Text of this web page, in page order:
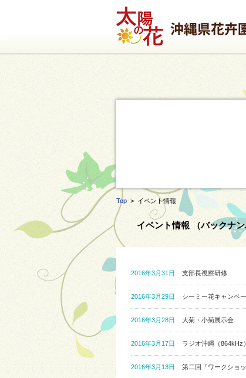
Top > イベント情報
イベント情報 （バックナン
2016年3月31日 支部長視察研修
2016年3月29日 シーミー花キャンペ
2016年3月28日 大菊・小菊展示会
2016年3月17日 ラジオ沖縄（864kHz
2016年3月13日 第二回『ワークショ